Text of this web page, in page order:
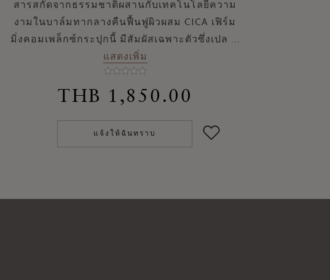
สารสกัดจากธรรมชาติผสานกับเทคโนโลยีความ
งามในบาล์มทากลางคืนฟื้นฟูผิวผสม CICA เฟิร์ม
มิ่งคอมเพล็กซ์กระปุกนี้ มีสัมผัสเฉพาะตัวซึ่งเปล ...
แสดงเพิ่ม
THB 1,850.00
แจ้งให้ฉันทราบ